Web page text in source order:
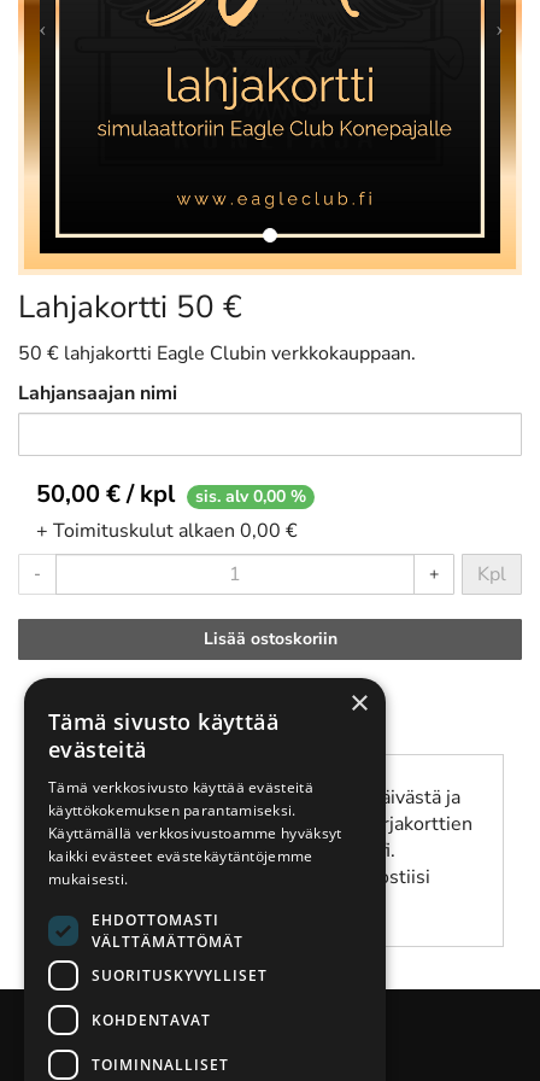
Lahjakortti 50 €
50 € lahjakortti Eagle Clubin verkkokauppaan.
Lahjansaajan nimi
50,00 € / kpl sis. alv 0,00 %
+ Toimituskulut alkaen 0,00 €
- + Kpl
Lisää ostoskoriin
Tuotekuvaus
Lahjakortti on vuoden voimassa ostopäivästä ja
sitä voi käyttää ajanvarauksiin, sekä sarjakorttien
ostoon osoitteessa kauppa.eagleclub.fi.
Lahjakortin oston jälkeen saat sähköpostiisi
×
Tämä sivusto käyttää
evästeitä
Tämä verkkosivusto käyttää evästeitä
käyttökokemuksen parantamiseksi.
Käyttämällä verkkosivustoamme hyväksyt
kaikki evästeet evästekäytäntöjemme
mukaisesti.
EHDOTTOMASTI
VÄLTTÄMÄTTÖMÄT
SUORITUSKYVYLLISET
KOHDENTAVAT
TOIMINNALLISET